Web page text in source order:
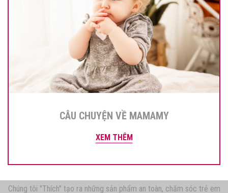
CÂU CHUYỆN VỀ MAMAMY
XEM THÊM
Chúng tôi "Thích" tạo ra những sản phẩm an toàn, chăm sóc trẻ em